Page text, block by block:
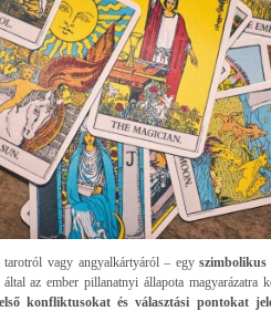
vagy angyalkártyáról – egyszimbolikus
az ember pillanatnyi állapota
konfliktusokat és választási pontokat